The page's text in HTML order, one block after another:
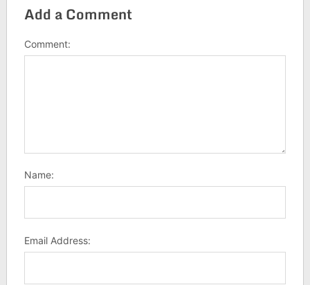
Add a Comment
Comment:
Name:
Email Address: